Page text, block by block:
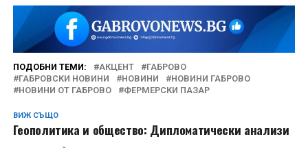
ПОДОБНИ ТЕМИ: АКЦЕНТ
ГАБРОВО
ГАБРОВСКИ НОВИНИ
НОВИНИ
НОВИНИ ГАБРОВО
НОВИНИ ОТ ГАБРОВО
ФЕРМЕРСКИ ПАЗАР
ВИЖ СЪЩО
Геополитика и общество: Дипломатически анализи